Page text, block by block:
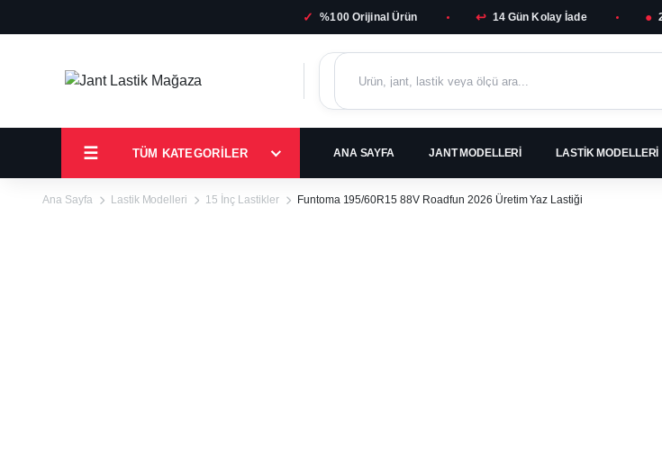
✓ %100 Orijinal Ürün ↩ 14 Gün Kolay İade ●
TÜM KATEGORILER ANA SAYFA JANT MODELLERI LASTIK MODELLERI
Ana Sayfa Lastik Modelleri 15 İnç Lastikler Funtoma 195/60R15 88V Roadfun 2026 Üretim Yaz Lastiği